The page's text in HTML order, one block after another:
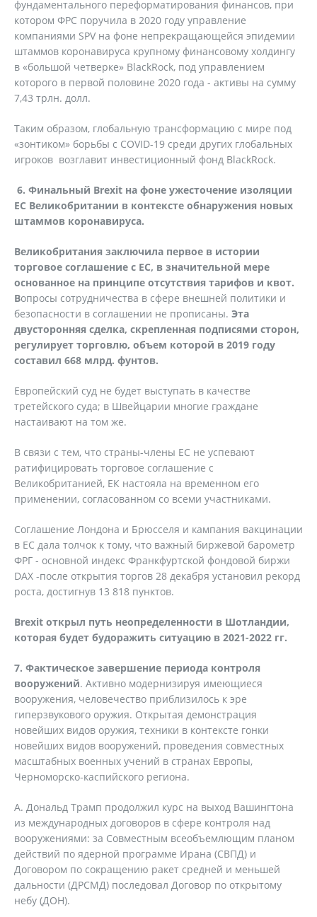
фундаментального переформатирования финансов, при
котором ФРС поручила в 2020 году управление
компаниями SPV на фоне непрекращающейся эпидемии
штаммов коронавируса крупному финансовому холдингу
в «большой четверке» BlackRock, под управлением
которого в первой половине 2020 года - активы на сумму
7,43 трлн. долл.
Таким образом, глобальную трансформацию с мире под
«зонтиком» борьбы с COVID-19 среди других глобальных
игроков возглавит инвестиционный фонд BlackRock.
6. Финальный Brexit на фоне ужесточение изоляции
ЕС Великобритании в контексте обнаружения новых
штаммов коронавируса.
Великобритания заключила первое в истории
торговое соглашение с ЕС, в значительной мере
основанное на принципе отсутствия тарифов и квот.
Вопросы сотрудничества в сфере внешней политики и
безопасности в соглашении не прописаны. Эта
двусторонняя сделка, скрепленная подписями сторон,
регулирует торговлю, объем которой в 2019 году
составил 668 млрд. фунтов.
Европейский суд не будет выступать в качестве
третейского суда; в Швейцарии многие граждане
настаивают на том же.
В связи с тем, что страны-члены ЕС не успевают
ратифицировать торговое соглашение с
Великобританией, ЕК настояла на временном его
применении, согласованном со всеми участниками.
Соглашение Лондона и Брюсселя и кампания вакцинации
в ЕС дала толчок к тому, что важный биржевой барометр
ФРГ - основной индекс Франкфуртской фондовой биржи
DAX -после открытия торгов 28 декабря установил рекорд
роста, достигнув 13 818 пунктов.
Brexit открыл путь неопределенности в Шотландии,
которая будет будоражить ситуацию в 2021-2022 гг.
7. Фактическое завершение периода контроля
вооружений. Активно модернизируя имеющиеся
вооружения, человечество приблизилось к эре
гиперзвукового оружия. Открытая демонстрация
новейших видов оружия, техники в контексте гонки
новейших видов вооружений, проведения совместных
масштабных военных учений в странах Европы,
Черноморско-каспийского региона.
А. Дональд Трамп продолжил курс на выход Вашингтона
из международных договоров в сфере контроля над
вооружениями: за Совместным всеобъемлющим планом
действий по ядерной программе Ирана (СВПД) и
Договором по сокращению ракет средней и меньшей
дальности (ДРСМД) последовал Договор по открытому
небу (ДОН).